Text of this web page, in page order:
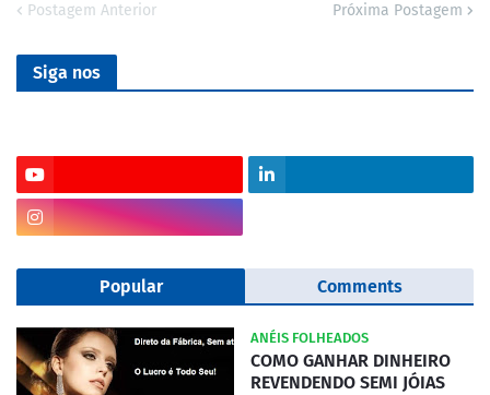
Postagem Anterior Próxima Postagem
Siga nos
Popular Comments
ANÉIS FOLHEADOS
COMO GANHAR DINHEIRO
REVENDENDO SEMI JÓIAS